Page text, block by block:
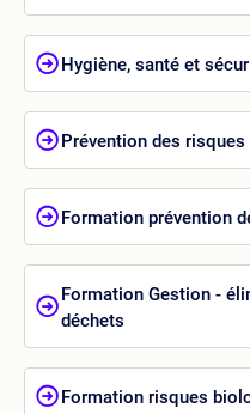
Hygiène, santé et
Prévention des
Formation prévention
Formation Gestion -
déchets
Formation risques